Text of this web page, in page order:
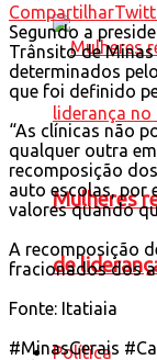
Mulheres
de
Política
Compartilhar
Segundo a
Trânsito de
determinados
que foi definido
“As clínicas não
qualquer outra
recomposição
auto escolas, por
valores quando
A recomposição
fracionados dos
Fonte: Itatiaia
#MinasGerais